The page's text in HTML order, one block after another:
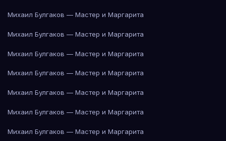
Михаил Булгаков — Мастер и Маргарита
Михаил Булгаков — Мастер и Маргарита
Михаил Булгаков — Мастер и Маргарита
Михаил Булгаков — Мастер и Маргарита
Михаил Булгаков — Мастер и Маргарита
Михаил Булгаков — Мастер и Маргарита
Михаил Булгаков — Мастер и Маргарита